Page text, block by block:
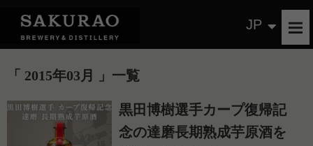
JP
2015年03月 一覧
黒田博樹選手カープ復帰記
念の達磨長期熟成芋原酒を